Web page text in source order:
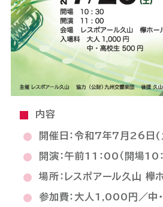
内容
開催日：令和7年7月26日(
開演：午前11：00（開場10
場所：レスポアール久山 欅
参加費：大人1,000円／中